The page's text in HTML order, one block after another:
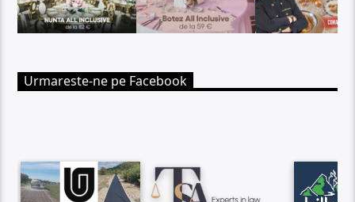
Urmareste-ne pe Facebook